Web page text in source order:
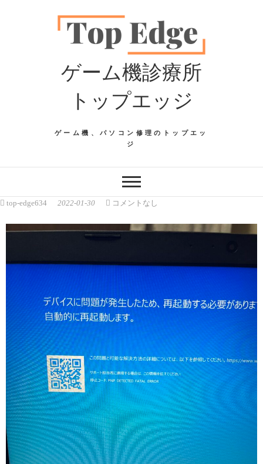
ゲーム機診療所
トップエッジ
ゲーム機、パソコン修理のトップエッ
ジ
top-edge634 2022-01-30 コメントなし